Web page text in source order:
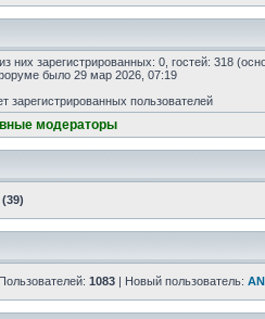
, из них зарегистрированных: 0, гостей: 318
было 29 мар 2026, 07:19
зарегистрированных пользователей
модераторы
(39)
1083 | Новый пользователь: